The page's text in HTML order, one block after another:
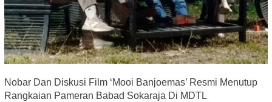
Nobar Dan Diskusi Film ‘Mooi Banjoemas’ Resmi Menutup
Rangkaian Pameran Babad Sokaraja Di MDTL